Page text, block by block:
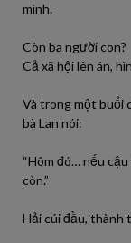
mình.
Còn ba người con?
Cả xã hội lên án,
Và trong một buổi
bà Lan nói:
“Hôm đó… nếu
còn.”
Hải cúi đầu, thành